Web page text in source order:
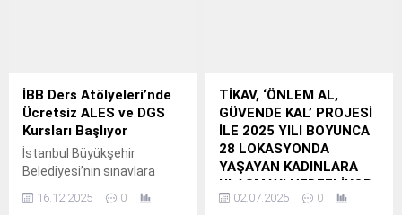
İBB Ders Atölyeleri’nde
Ücretsiz ALES ve DGS
Kursları Başlıyor
İstanbul Büyükşehir
Belediyesi’nin sınavlara
olmak amacıyla hayata
16.12.2025 0
TİKAV, ‘ÖNLEM AL,
GÜVENDE KAL’ PROJESİ
İLE 2025 YILI BOYUNCA
28 LOKASYONDA
YAŞAYAN KADINLARA
ULAŞMAYI HEDEFLİYOR
TİKAV, “Önlem Al,
02.07.2025 0